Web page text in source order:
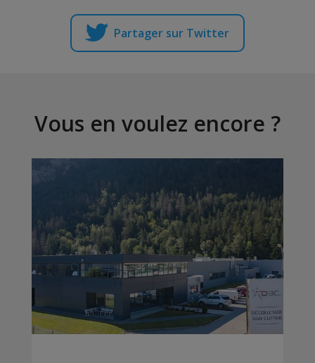
Partager sur Twitter
Vous en voulez encore ?